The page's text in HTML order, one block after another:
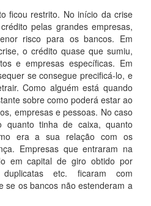
ficou restrito. No início da crise
pelas grandes empresas,
risco para os bancos. Em
o crédito quase que sumiu,
e empresas específicas. Em
se consegue precificá-lo, e
Como alguém está quando
sobre como poderá estar ao
empresas e pessoas. No caso
quanto tinha de caixa, quanto
era a sua relação com os
Empresas que entraram na
em capital de giro obtido por
etc. ficaram com
se os bancos não estenderam a